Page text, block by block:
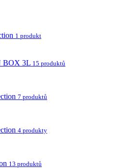
1 produkt
BOX 3L 15 produktů
7 produktů
4 produkty
13 produktů